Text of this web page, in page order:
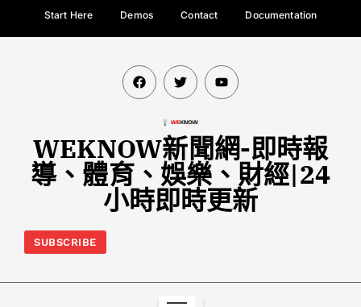
Start Here Demos Contact Documentation
WEKNOW新聞網-即時報
導、體育、娛樂、財經|24
小時即時更新
SUBSCRIBE